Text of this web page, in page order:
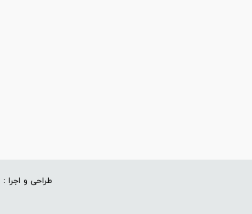
طراحی و اجرا